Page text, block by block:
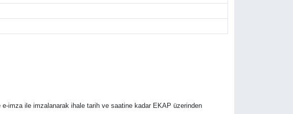
imza ile imzalanarak ihale tarih ve saatine kadar EKAP üzerinden